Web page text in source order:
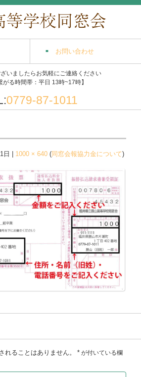
お問い合わせ
いましたらお気軽にご連絡ください
がる時間帯：平日 13時~17時】
0779-87-1011
日 1000 × 640 (同窓会報協力金について)
れることはありません。 * が付いている欄